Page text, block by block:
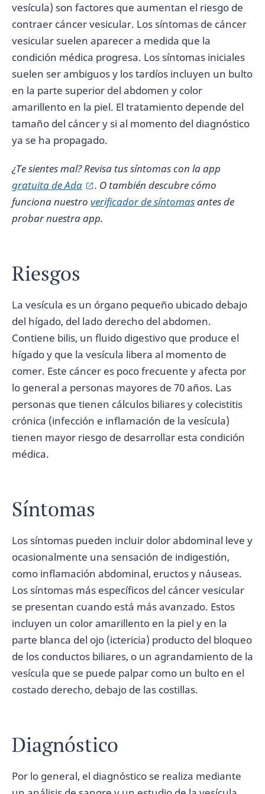
vesícula) son factores que aumentan el riesgo de
contraer cáncer vesicular. Los síntomas de cáncer
vesicular suelen aparecer a medida que la
condición médica progresa. Los síntomas iniciales
suelen ser ambiguos y los tardíos incluyen un bulto
en la parte superior del abdomen y color
amarillento en la piel. El tratamiento depende del
tamaño del cáncer y si al momento del diagnóstico
ya se ha propagado.
¿Te sientes mal? Revisa tus síntomas con la app
gratuita de Ada
. O también descubre cómo
funciona nuestro verificador de síntomasantes de
probar nuestra app.
Riesgos
La vesícula es un órgano pequeño ubicado debajo
del hígado, del lado derecho del abdomen.
Contiene bilis, un fluido digestivo que produce el
hígado y que la vesícula libera al momento de
comer. Este cáncer es poco frecuente y afecta por
lo general a personas mayores de 70 años. Las
personas que tienen cálculos biliares y colecistitis
crónica (infección e inflamación de la vesícula)
tienen mayor riesgo de desarrollar esta condición
médica.
Síntomas
Los síntomas pueden incluir dolor abdominal leve y
ocasionalmente una sensación de indigestión,
como inflamación abdominal, eructos y náuseas.
Los síntomas más específicos del cáncer vesicular
se presentan cuando está más avanzado. Estos
incluyen un color amarillento en la piel y en la
parte blanca del ojo (ictericia) producto del bloqueo
de los conductos biliares, o un agrandamiento de la
vesícula que se puede palpar como un bulto en el
costado derecho, debajo de las costillas.
Diagnóstico
Por lo general, el diagnóstico se realiza mediante